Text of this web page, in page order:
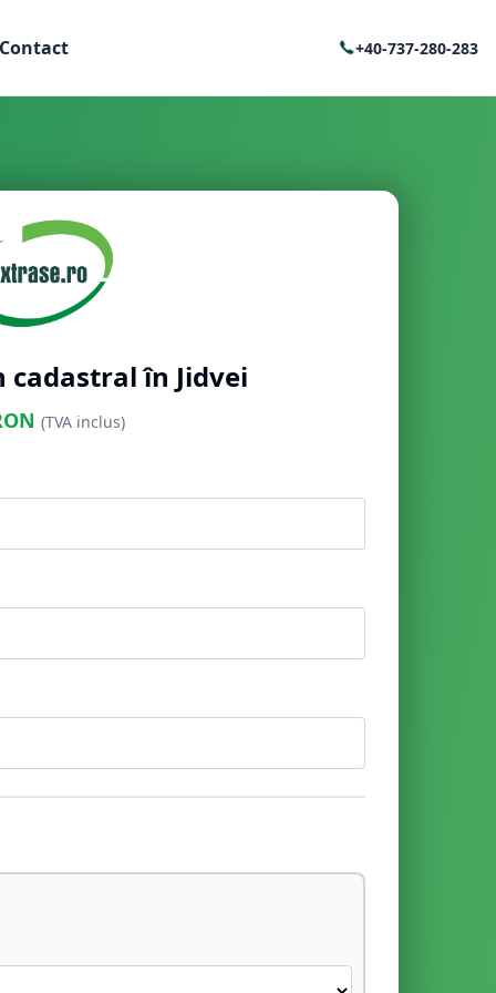
Contact +40-737-280-283
cadastral în Jidvei
(TVA inclus)